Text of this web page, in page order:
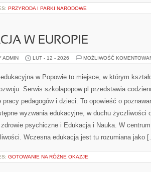
PRZYRODA I PARKI NARODOWE
W EUROPIE
ADMIN LUT - 12 - 2026 MOŻLIWOŚĆ
w Popowie to miejsce, w którym
Serwis szkolapopow.pl przedstawia
pracy pedagogów i dzieci. To opowieść o
wyzwania edukacyjne, w duchu życzliwości
psychiczne i Edukacja i Nauka. W
Wczesna edukacja jest tu rozumiana jako
GOTOWANIE NA RÓŻNE OKAZJE